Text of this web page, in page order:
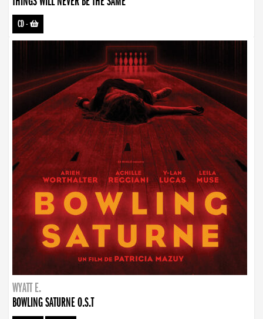
CD-
WYATT E.
BOWLING SATURNE O.S.T